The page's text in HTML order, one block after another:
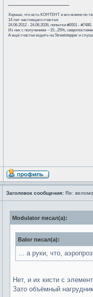
Хорошо, что есть КОНТЕНТ и его можно по
14 лет настоящего счастья:
24.06.2012 - 24.06.2026, попытки #0001 - #7480.
Из них с получением ~15...25%,
А ещё счастье ездить на Streetstepper и
Заголовок сообщения: Re:
Modulator писал(а):
Balor писал(а):
... а руки, что,
Нет, и их кисти с
Зато объёмный